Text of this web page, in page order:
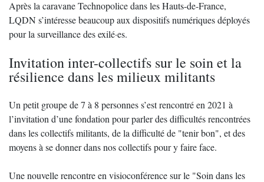
Après la caravane Technopolice dans les Hauts-de-France,
LQDN s’intéresse beaucoup aux dispositifs numériques déployés
pour la surveillance des exilé·es.
Invitation inter-collectifs sur le soin et la
résilience dans les milieux militants
Un petit groupe de 7 à 8 personnes s’est rencontré en 2021 à
l’invitation d’une fondation pour parler des difficultés rencontrées
dans les collectifs militants, de la difficulté de "tenir bon", et des
moyens à se donner dans nos collectifs pour y faire face.
Une nouvelle rencontre en visioconférence sur le "Soin dans les